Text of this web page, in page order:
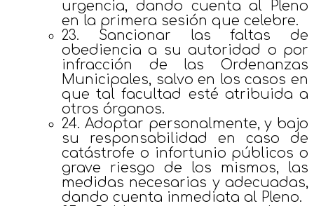
urgencia, dando cuenta al Pleno
en la primera sesión que celebre.
23. Sancionar las faltas de
obediencia a su autoridad o por
infracción de las Ordenanzas
Municipales, salvo en los casos en
que tal facultad esté atribuida a
otros órganos.
24. Adoptar personalmente, y bajo
su responsabilidad en caso de
catástrofe o infortunio públicos o
grave riesgo de los mismos, las
medidas necesarias y adecuadas,
dando cuenta inmediata al Pleno.